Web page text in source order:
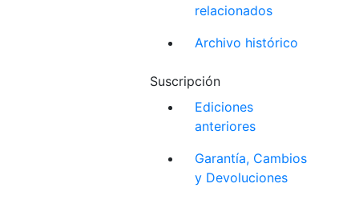
relacionados
Archivo histórico
Suscripción
Ediciones
anteriores
Garantía, Cambios
y Devoluciones